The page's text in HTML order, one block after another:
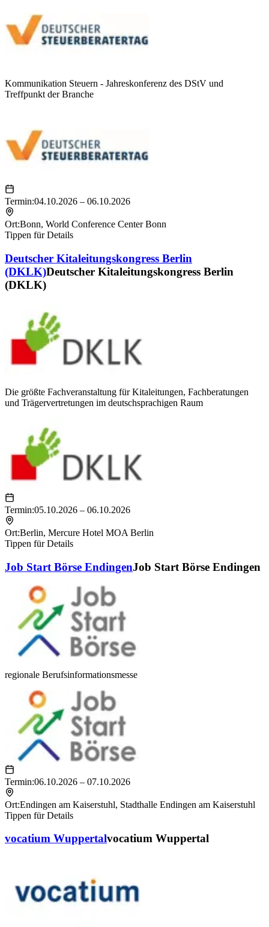
Kommunikation Steuern - Jahreskonferenz des DStV und
Treffpunkt der Branche
Termin:04.10.2026 – 06.10.2026
Ort:Bonn, World Conference Center Bonn
Tippen für Details
Deutscher Kitaleitungskongress Berlin
(DKLK)Deutscher Kitaleitungskongress Berlin
(DKLK)
Die größte Fachveranstaltung für Kitaleitungen, Fachberatungen
und Trägervertretungen im deutschsprachigen Raum
Termin:05.10.2026 – 06.10.2026
Ort:Berlin, Mercure Hotel MOA Berlin
Tippen für Details
Job Start Börse EndingenJob Start Börse Endingen
regionale Berufsinformationsmesse
Termin:06.10.2026 – 07.10.2026
Ort:Endingen am Kaiserstuhl, Stadthalle Endingen am Kaiserstuhl
Tippen für Details
vocatium Wuppertalvocatium Wuppertal